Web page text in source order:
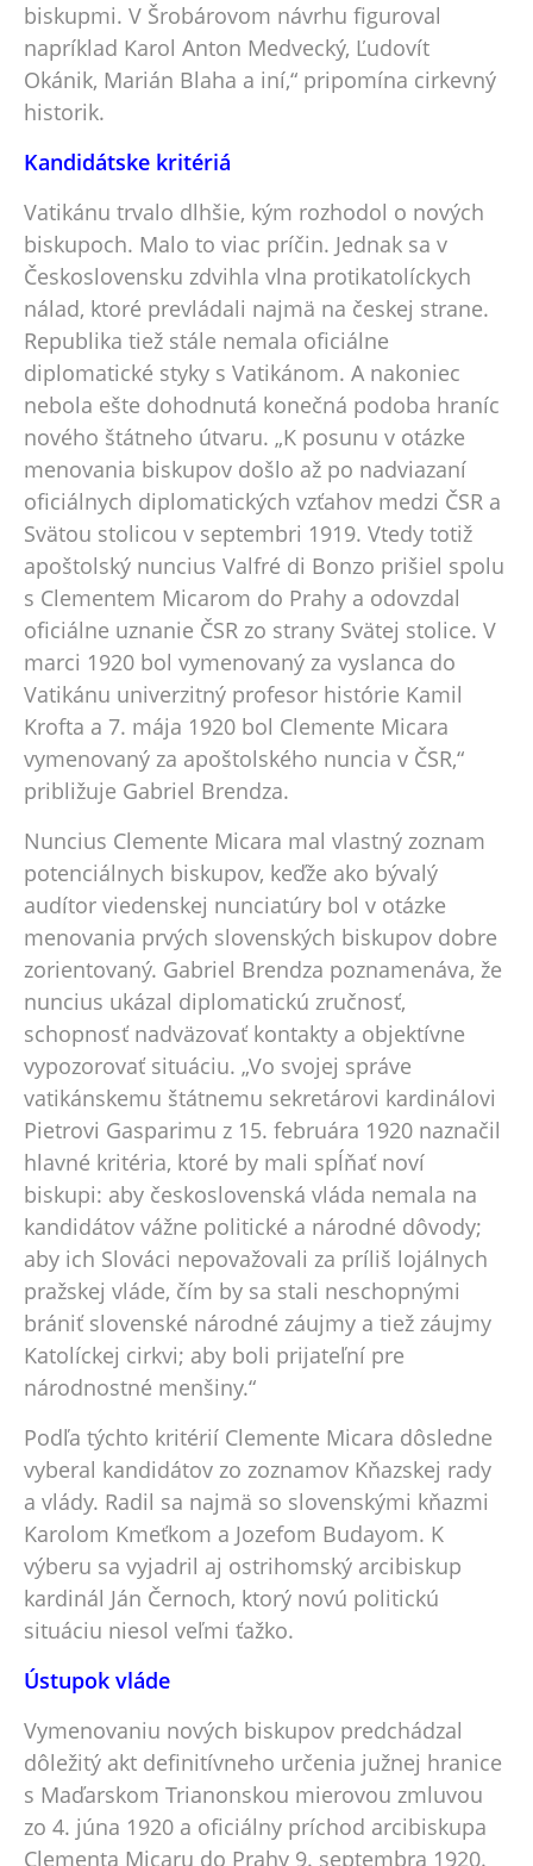
biskupmi. V Šrobárovom návrhu figuroval
napríklad Karol Anton Medvecký, Ľudovít
Okánik, Marián Blaha a iní,“ pripomína cirkevný
historik.
Kandidátske kritériá
Vatikánu trvalo dlhšie, kým rozhodol o nových
biskupoch. Malo to viac príčin. Jednak sa v
Československu zdvihla vlna protikatolíckych
nálad, ktoré prevládali najmä na českej strane.
Republika tiež stále nemala oficiálne
diplomatické styky s Vatikánom. A nakoniec
nebola ešte dohodnutá konečná podoba hraníc
nového štátneho útvaru. „K posunu v otázke
menovania biskupov došlo až po nadviazaní
oficiálnych diplomatických vzťahov medzi ČSR a
Svätou stolicou v septembri 1919. Vtedy totiž
apoštolský nuncius Valfré di Bonzo prišiel spolu
s Clementem Micarom do Prahy a odovzdal
oficiálne uznanie ČSR zo strany Svätej stolice. V
marci 1920 bol vymenovaný za vyslanca do
Vatikánu univerzitný profesor histórie Kamil
Krofta a 7. mája 1920 bol Clemente Micara
vymenovaný za apoštolského nuncia v ČSR,“
približuje Gabriel Brendza.
Nuncius Clemente Micara mal vlastný zoznam
potenciálnych biskupov, keďže ako bývalý
audítor viedenskej nunciatúry bol v otázke
menovania prvých slovenských biskupov dobre
zorientovaný. Gabriel Brendza poznamenáva, že
nuncius ukázal diplomatickú zručnosť,
schopnosť nadväzovať kontakty a objektívne
vypozorovať situáciu. „Vo svojej správe
vatikánskemu štátnemu sekretárovi kardinálovi
Pietrovi Gasparimu z 15. februára 1920 naznačil
hlavné kritéria, ktoré by mali spĺňať noví
biskupi: aby československá vláda nemala na
kandidátov vážne politické a národné dôvody;
aby ich Slováci nepovažovali za príliš lojálnych
pražskej vláde, čím by sa stali neschopnými
brániť slovenské národné záujmy a tiež záujmy
Katolíckej cirkvi; aby boli prijateľní pre
národnostné menšiny.“
Podľa týchto kritérií Clemente Micara dôsledne
vyberal kandidátov zo zoznamov Kňazskej rady
a vlády. Radil sa najmä so slovenskými kňazmi
Karolom Kmeťkom a Jozefom Budayom. K
výberu sa vyjadril aj ostrihomský arcibiskup
kardinál Ján Černoch, ktorý novú politickú
situáciu niesol veľmi ťažko.
Ústupok vláde
Vymenovaniu nových biskupov predchádzal
dôležitý akt definitívneho určenia južnej hranice
s Maďarskom Trianonskou mierovou zmluvou
zo 4. júna 1920 a oficiálny príchod arcibiskupa
Clementa Micaru do Prahy 9. septembra 1920.